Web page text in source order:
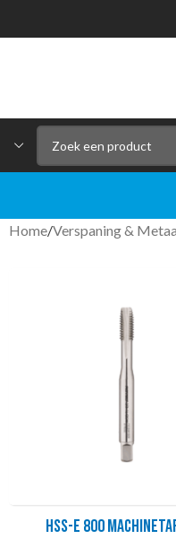
Home/Verspaning &
HSS-E 800